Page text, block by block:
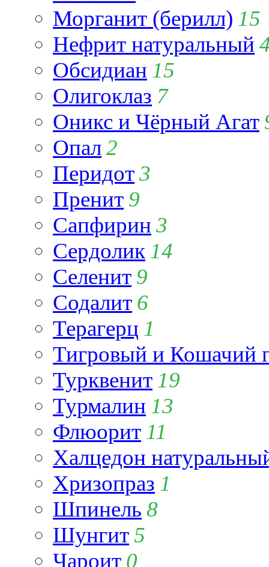
Морганит (берилл) 15
Нефрит натуральный
Обсидиан 15
Олигоклаз 7
Оникс и Чёрный Агат
Опал2
Перидот3
Пренит 9
Сапфирин 3
Сердолик 14
Селенит 9
Содалит 6
Терагерц 1
Тигровый и Кошачий
Турквенит 19
Турмалин 13
Флюорит 11
Халцедон
Хризопраз 1
Шпинель 8
Шунгит5
Чароит 0